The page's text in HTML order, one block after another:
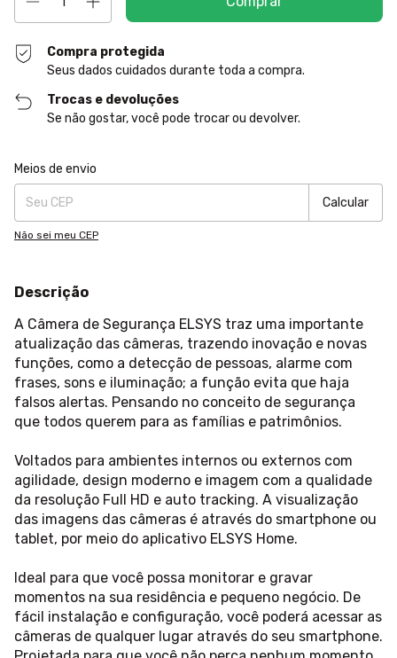
Compra protegida
Seus dados cuidados durante toda a compra.
Trocas e devoluções
Se não gostar, você pode trocar ou devolver.
Entregas para o CEP:
Meios de envio
Calcular
Não sei meu CEP
Descrição
A Câmera de Segurança ELSYS traz uma importante
atualização das câmeras, trazendo inovação e novas
funções, como a detecção de pessoas, alarme com
frases, sons e iluminação; a função evita que haja
falsos alertas. Pensando no conceito de segurança
que todos querem para as famílias e patrimônios.
Voltados para ambientes internos ou externos com
agilidade, design moderno e imagem com a qualidade
da resolução Full HD e auto tracking. A visualização
das imagens das câmeras é através do smartphone ou
tablet, por meio do aplicativo ELSYS Home.
Ideal para que você possa monitorar e gravar
momentos na sua residência e pequeno negócio. De
fácil instalação e configuração, você poderá acessar as
câmeras de qualquer lugar através do seu smartphone.